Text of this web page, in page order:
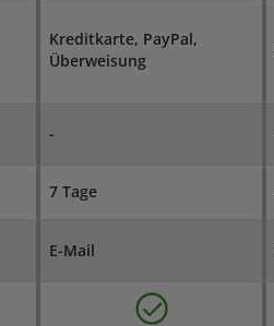
Kreditkarte, PayPal,
Überweisung
-
7 Tage
E-Mail